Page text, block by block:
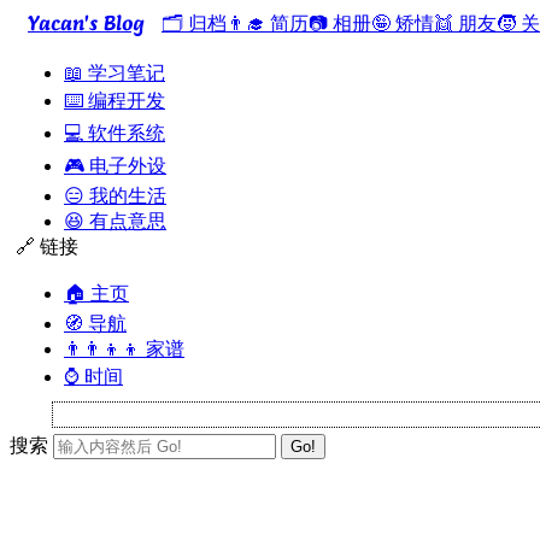
Yacan's Blog 🗂️ 归档 👨‍🎓 简历📷 相册🤪 矫情👯 朋友🧒
📖 学习笔记
⌨️ 编程开发
💻 软件系统
🎮 电子外设
😑 我的生活
😆 有点意思
🔗 链接
🏠 主页
🧭 导航
👨‍👨‍👦‍👦 家谱
⌚ 时间
搜索 Go!